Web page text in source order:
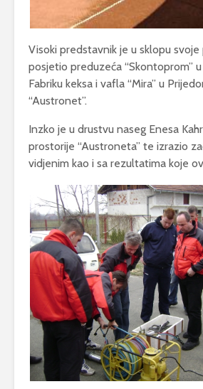
Visoki predstavnik je u sklopu
posjetio preduzeća “Skontoprom” u
Fabriku keksa i vafla “Mira” u
“Austronet”.
Inzko je u drustvu naseg Enesa
prostorije “Austroneta” te izrazio
vidjenim kao i sa rezultatima koje